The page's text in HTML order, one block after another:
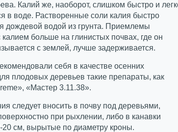
Калий же, наоборот, слишком быстро и
в воде. Растворенные соли калия быстро
дождевой водой из грунта. Приемлемы
калием больше на глинистых почвах, где он
с землей, лучше задерживается.
себя в качестве осенних
плодовых деревьев такие препараты, как
«Мастер 3.11.38».
следует вносить в почву под деревьями,
при рыхлении, либо в канавки
20 см, вырытые по диаметру кроны.